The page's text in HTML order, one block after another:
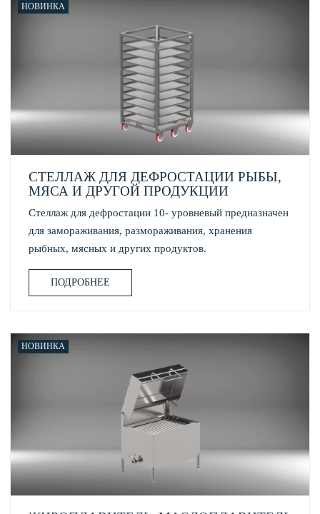
НОВИНКА
СТЕЛЛАЖ ДЛЯ ДЕФРОСТАЦИИ РЫБЫ,
МЯСА И ДРУГОЙ ПРОДУКЦИИ
Стеллаж для дефростации 10- уровневый предназначен
для замораживания, размораживания, хранения
рыбных, мясных и других продуктов.
ПОДРОБНЕЕ
НОВИНКА